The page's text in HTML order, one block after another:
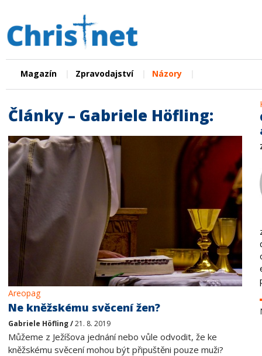
Magazín Zpravodajství Názory
Články – Gabriele Höfling:
Areopag
Ne kněžskému svěcení žen?
Gabriele Höfling /21. 8. 2019
Můžeme z Ježíšova jednání nebo vůle odvodit, že ke
kněžskému svěcení mohou být připuštěni pouze muži?